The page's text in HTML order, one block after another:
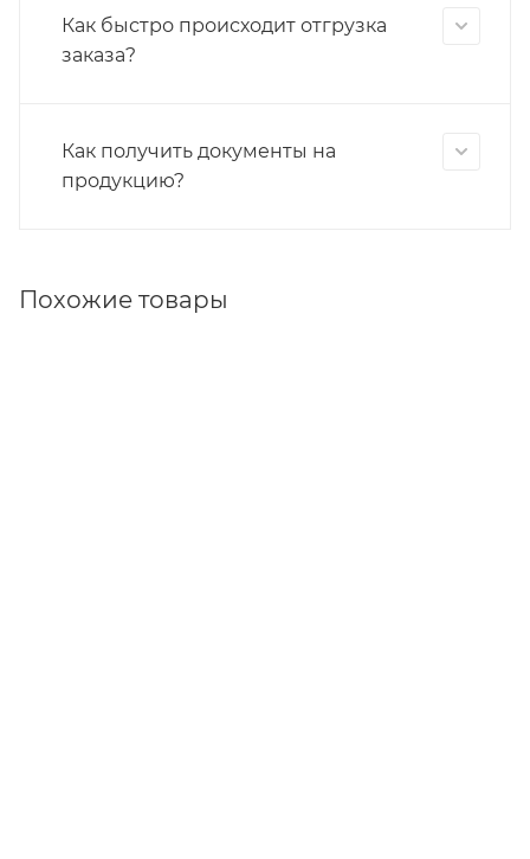
Как быстро происходит отгрузка
заказа?
Как получить документы на
продукцию?
Похожие товары